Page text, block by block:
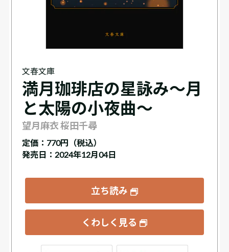
文春文庫
満月珈琲店の星詠み～月
と太陽の小夜曲～
望月麻衣 桜田千尋
定価： 770円（税込）
発売日：2024年12月04日
立ち読み
くわしく見る